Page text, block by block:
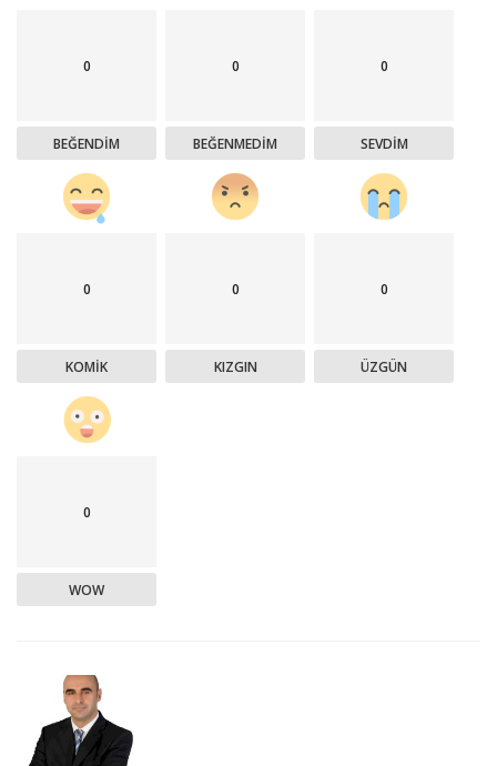
0
BEĞENDIM
0
BEĞENMEDIM
0
SEVDIM
0
KOMIK
0
KIZGIN
0
ÜZGÜN
0
WOW